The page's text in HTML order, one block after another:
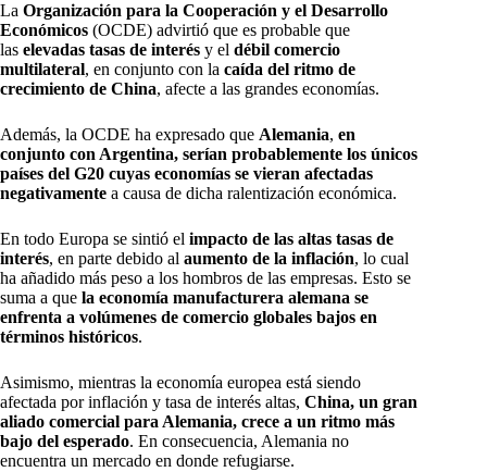
La Organización para la Cooperación y el Desarrollo
Económicos (OCDE) advirtió que es probable que
las elevadas tasas de interés y el débil comercio
multilateral, en conjunto con la caída del ritmo de
crecimiento de China, afecte a las grandes economías.
Además, la OCDE ha expresado que Alemania, en
conjunto con Argentina, serían probablemente los únicos
países del G20 cuyas economías se vieran afectadas
negativamente a causa de dicha ralentización económica.
En todo Europa se sintió el impacto de las altas tasas de
interés, en parte debido al aumento de la inflación, lo cual
ha añadido más peso a los hombros de las empresas. Esto se
suma a que la economía manufacturera alemana se
enfrenta a volúmenes de comercio globales bajos en
términos históricos.
Asimismo, mientras la economía europea está siendo
afectada por inflación y tasa de interés altas, China, un gran
aliado comercial para Alemania, crece a un ritmo más
bajo del esperado. En consecuencia, Alemania no
encuentra un mercado en donde refugiarse.